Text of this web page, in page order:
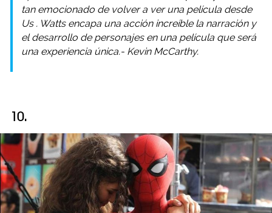
tan emocionado de volver a ver una película desde
Us . Watts encapa una acción increíble la narración y
el desarrollo de personajes en una película que será
una experiencia única.- Kevin McCarthy.
10.